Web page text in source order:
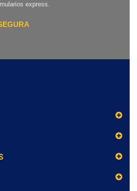
express.